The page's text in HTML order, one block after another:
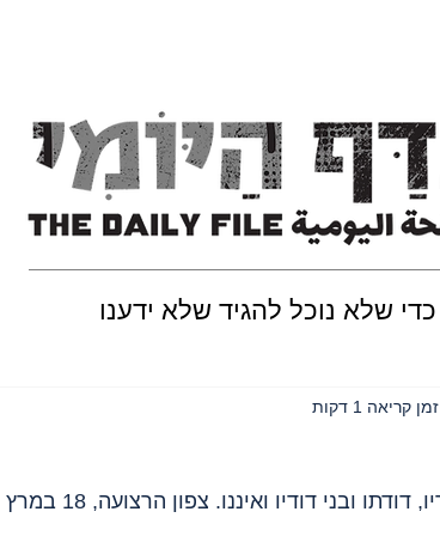
כדי שלא נוכל להגיד שלא ידענו
זמן קריאה 1 דקות